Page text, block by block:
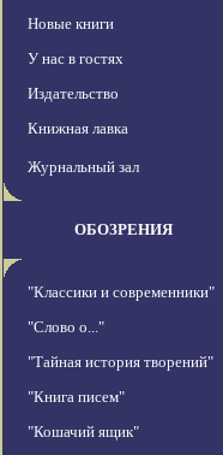
Новые книги
У нас в гостях
Издательство
Книжная лавка
Журнальный зал
ОБОЗРЕНИЯ
"Классики и современники"
"Слово о..."
"Тайная история творений"
"Книга писем"
"Кошачий ящик"